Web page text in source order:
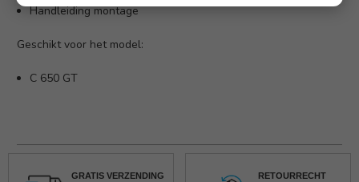
Handleiding montage
Geschikt voor het model:
C 650 GT
GRATIS VERZENDING RETOURRECHT